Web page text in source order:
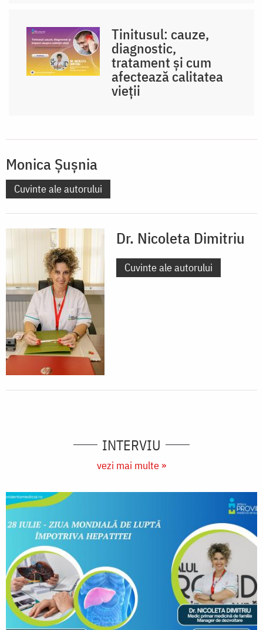
Tinitusul: cauze,
diagnostic,
tratament și cum
afectează calitatea
vieții
Monica Șușnia
Cuvinte ale autorului
Dr. Nicoleta Dimitriu
Cuvinte ale autorului
INTERVIU
vezi mai multe »